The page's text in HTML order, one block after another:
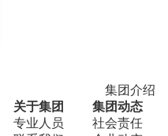
集团介绍
关于集团
专业人员
集团动态
社会责任